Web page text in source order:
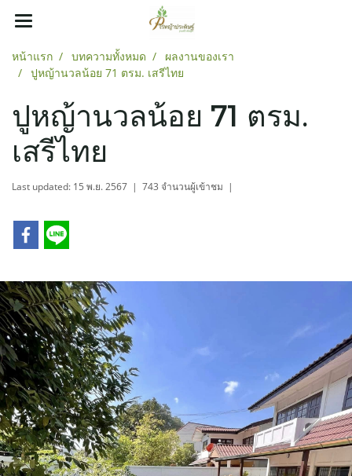
หน้าแรก บทความทั้งหมด
ผลงานของเรา
ปูหญ้านวลน้อย 71 ตรม. เสรีไทย
ปูหญ้านวลน้อย 71 ตรม.
เสรีไทย
Last updated: 15 พ.ย. 2567 | 743 จำนวนผู้เข้าชม |